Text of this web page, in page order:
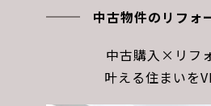
中古物件のリフォ
中古購入×リフ
叶える住まいを